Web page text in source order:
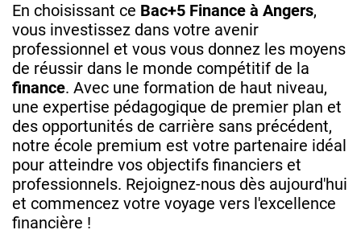
En choisissant ce Bac+5 Finance à Angers,
vous investissez dans votre avenir
professionnel et vous vous donnez les moyens
de réussir dans le monde compétitif de la
finance. Avec une formation de haut niveau,
une expertise pédagogique de premier plan et
des opportunités de carrière sans précédent,
notre école premium est votre partenaire idéal
pour atteindre vos objectifs financiers et
professionnels. Rejoignez-nous dès aujourd'hui
et commencez votre voyage vers l'excellence
financière !